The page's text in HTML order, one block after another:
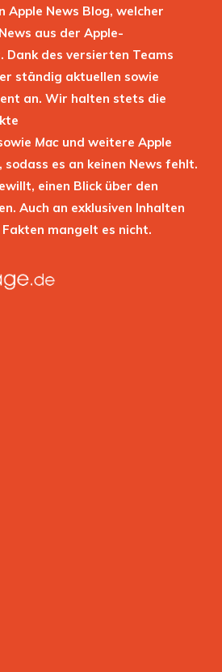
Apple News Blog, welcher
aus der Apple-
des versierten Teams
ständig aktuellen sowie
an. Wir halten stets die
Mac und weitere Apple
es an keinen News fehlt.
einen Blick über den
Auch an exklusiven Inhalten
mangelt es nicht.